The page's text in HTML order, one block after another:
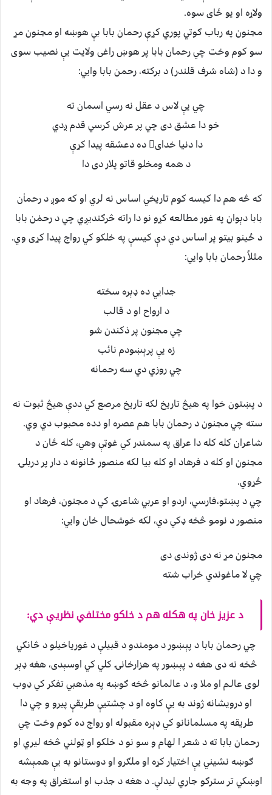
ولاړه او يو ځاى سوه.
مجنون په رباب ګوتي پوري كړې رحمان بابا بې هوښه او مجنون مړ
سو كوم وخت چي رحمان بابا پر هوښ راغى ولايت يې نصيب سوى
و دا د (شاه شرف قلندر) د بركته، رحمن بابا وايي:
چي يې لاس د عقل نه رسي اسمان ته
خو دا عشق دى چي پر عرش كرسي قدم ږدي
دا دنيا خداى ده دعشقه پيدا كړې
د همه ومخلو قاتو پلار دى دا
كه څه هم دا كيسه كوم تاريخي اساس نه لري او كه موږ د رحماٰن
بابا دېوان په غور مطالعه كړو نو دا راته څرګنديږي چي د رحمٰن بابا
د ځينو بيتو پر اساس دي دې كيسې په خلكو كي رواج پيدا كړى وي.
مثلاً رحمان بابا وايي:
جدايي ده ډېره سخته
د ارواح او د قالب
چي مجنون پر ذكندن شو
زه يې پرېښودم نائب
چي روزي دي سه رحمانه
د پښتون خوا په هيڅ تاريخ لكه تاريخ مرصع كي ددې هيڅ ثبوت نه
سته چي مجنون د رحمان بابا هم عصره او دده محبوب دي وي.
شاعران كله كله دا عراق په سمندر كي غوټې وهي، كله ځان د
مجنون او كله د فرهاد او كله بيا لكه منصور ځانونه د دار پر دربلۍ
ځړوي.
چي د پښتو،فارسي، اردو او عربي شاعرۍ كي د مجنون، فرهاد او
منصور د نومو څخه ډكي دي، لكه خوشحال خان وايي:
مجنون مړ نه دى ژوندى دى
چي لا ماغوندي خراب شته
د عزيز خان په هكله هم د خلكو مختلفي نظريې دي:
چي رحمان بابا د پېښور د مومندو د قبيلې د غورياخيلو د څانګي
څخه نه دى هغه د پېښور په هزارخانۍ كلي كي اوسېدى، هغه ډېر
لوى عالـم او ملا و، د عالمانو څخه ګوښه په مذهبي تفكر كي ډوب
او درويشانه ژوند به يې كاوه او د چشتيې طريقې پيرو و چي دا
طريقه په مسلمانانو كي ډېره مقبوله او رواج ده كوم وخت چي
رحمان بابا ته د شعر ا لهام و سو نو د خلكو او ټولني څخه ليري او
ګوښه نشيني يې اختيار كړه او ملګرو او دوستانو به يې همېشه
اوښكي تر سترګو جاري ليدلې. د هغه د جذب او استغراق په وجه به